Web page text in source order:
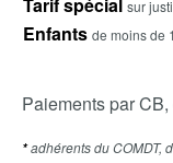
Tarif spécial sur
Enfants de moins de
Paiements par
*adhérents du COMDT,